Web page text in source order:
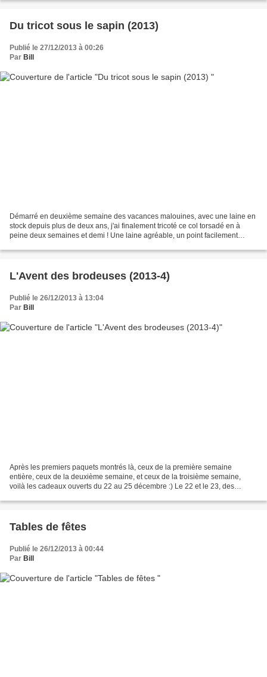
Du tricot sous le sapin (2013)
Publié le 27/12/2013 à 00:26
Par Bill
Démarré en deuxième semaine des vacances malouines, avec une laine en
stock depuis plus de deux ans, j'ai finalement tricoté ce col torsadé en à
peine deux semaines et demi ! Une laine agréable, un point facilement
L'Avent des brodeuses (2013-4)
Publié le 26/12/2013 à 13:04
Par Bill
Après les premiers paquets montrés là, ceux de la première semaine
entière, ceux de la deuxième semaine, et ceux de la troisième semaine,
voilà les cadeaux ouverts du 22 au 25 décembre :) Le 22 et le 23, des
Tables de fêtes
Publié le 26/12/2013 à 00:44
Par Bill